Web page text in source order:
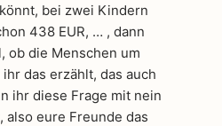
bei zwei Kindern
438 EUR, … , dann
ob die Menschen um
das erzählt, das auch
ihr diese Frage mit nein
also eure Freunde das